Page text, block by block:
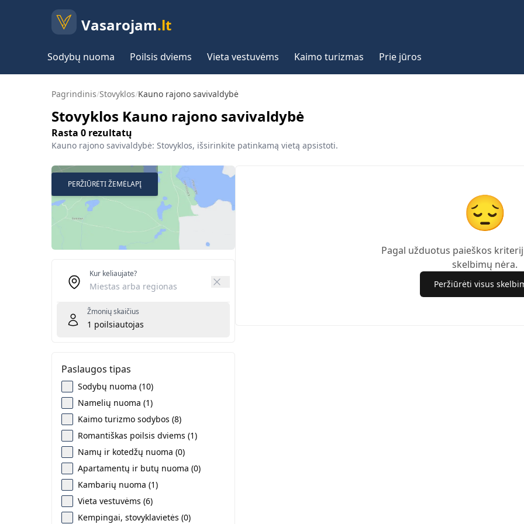
Vasarojam.lt
Sodybų nuoma Poilsis dviems Vieta vestuvėms Kaimo turizmas Prie jūros
Pagrindinis/Stovyklos/Kauno rajono savivaldybė
Stovyklos Kauno rajono savivaldybė
Rasta 0 rezultatų
Kauno rajono savivaldybė: Stovyklos, išsirinkite patinkamą vietą apsistoti.
PERŽIŪRĖTI ŽEMĖLAPĮ
Kur keliaujate?
Žmonių skaičius
1 poilsiautojas
Paslaugos tipas
Sodybų nuoma (10)
Namelių nuoma (1)
Kaimo turizmo sodybos (8)
Romantiškas poilsis dviems (1)
Namų ir kotedžų nuoma (0)
Apartamentų ir butų nuoma (0)
Kambarių nuoma (1)
Vieta vestuvėms (6)
Kempingai, stovyklavietės (0)
😔
Pagal užduotus paieškos
skelbimų nėra.
Peržiūrėti visus